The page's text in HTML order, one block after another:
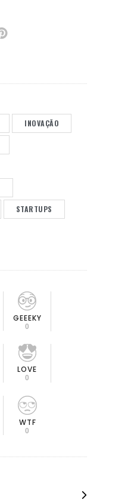
INOVAÇÃO
STARTUPS
GEEEKY
0
LOVE
0
WTF
0